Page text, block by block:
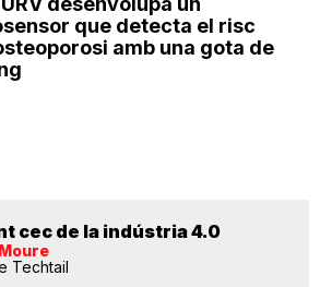
que detecta el risc
amb una gota de
cec de la indústria 4.0
Techtail